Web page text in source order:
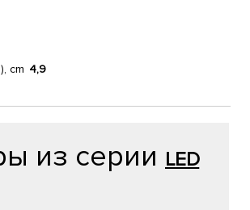
cm 4,9
из серии LED